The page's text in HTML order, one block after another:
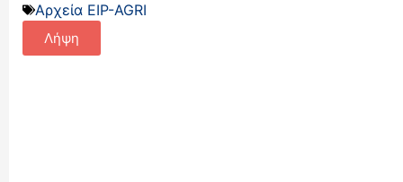
Αρχεία EIP-AGRI
Λήψη